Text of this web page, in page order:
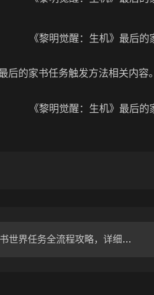
后的家书任务触发方法相关内容。
界任务全流程攻略，详细步骤解析